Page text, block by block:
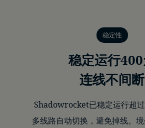
稳定性
稳定运行
连线不间断
Shadowrocket已稳定运行超
多线路自动切换，避免掉线。